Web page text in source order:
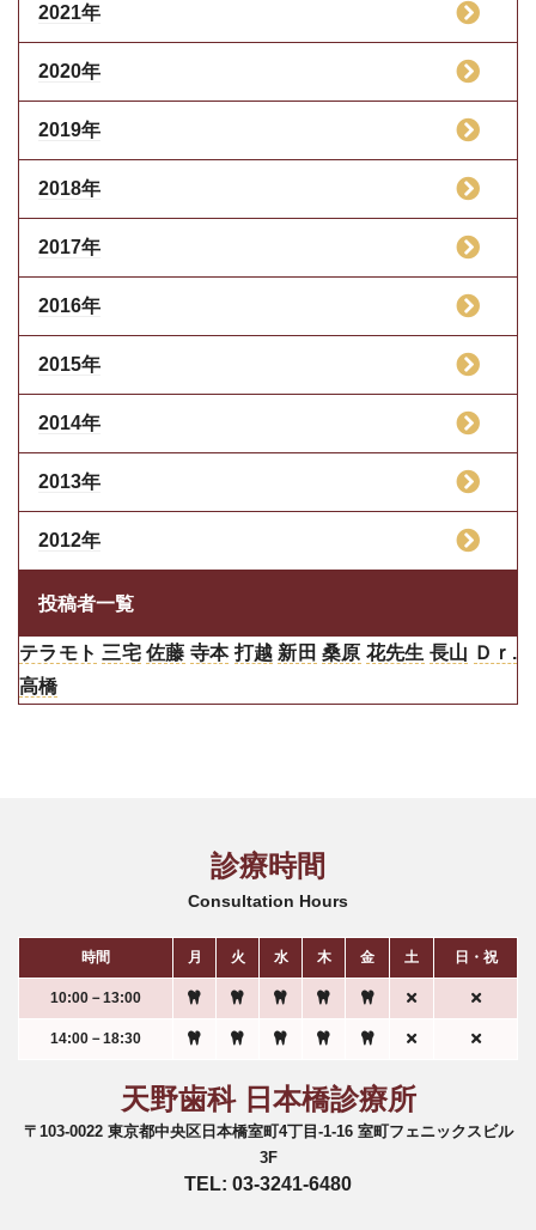
2021年
2020年
2019年
2018年
2017年
2016年
2015年
2014年
2013年
2012年
投稿者一覧
テラモト 三宅 佐藤 寺本 打越 新田 桑原 花先生 長山 Ｄｒ.
高橋
診療時間
Consultation Hours
時間 月 火 水 木 金 土 日・祝
10:00－13:00
14:00－18:30
天野歯科 日本橋診療所
〒103-0022 東京都中央区日本橋室町4丁目-1-16 室町フェニックスビル
3F
TEL: 03-3241-6480